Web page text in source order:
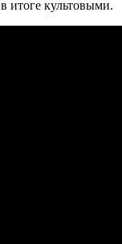
итоге культовыми.